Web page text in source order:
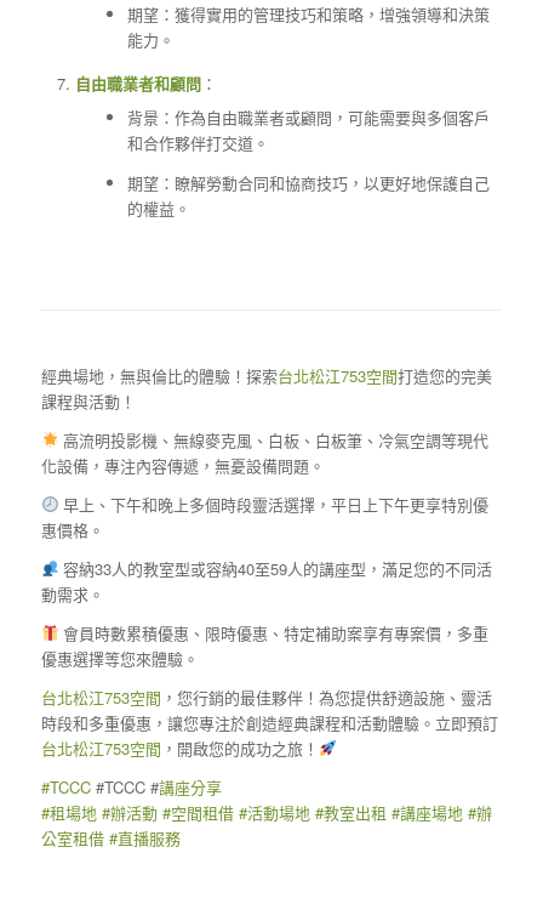
期望：獲得實用的管理技巧和策略，增強領導和決策
能力。
自由職業者和顧問：
背景：作為自由職業者或顧問，可能需要與多個客戶
和合作夥伴打交道。
期望：瞭解勞動合同和協商技巧，以更好地保護自己
的權益。
經典場地，無與倫比的體驗！探索台北松江753空間打造您的完美
課程與活動！
高流明投影機、無線麥克風、白板、白板筆、冷氣空調等現代
化設備，專注內容傳遞，無憂設備問題。
早上、下午和晚上多個時段靈活選擇，平日上下午更享特別優
惠價格。
容納33人的教室型或容納40至59人的講座型，滿足您的不同活
動需求。
會員時數累積優惠、限時優惠、特定補助案享有專案價，多重
優惠選擇等您來體驗。
台北松江753空間 ，您行銷的最佳夥伴！為您提供舒適設施、靈活
時段和多重優惠，讓您專注於創造經典課程和活動體驗。立即預訂
台北松江753空間 ，開啟您的成功之旅！
#TCCC#TCCC #講座分享
#租場地 #辦活動 #空間租借 #活動場地 #教室出租 #講座場地 #辦
公室租借 #直播服務